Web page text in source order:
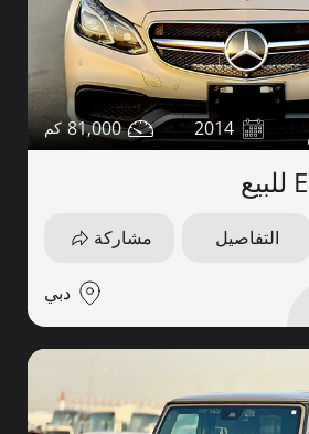
2014
81,000
التفاصيل مشاركة
دبي